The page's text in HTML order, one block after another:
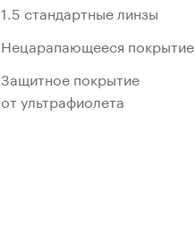
1.5 стандартные линзы
Нецарапающееся покрытие
Защитное покрытие
от ультрафиолета